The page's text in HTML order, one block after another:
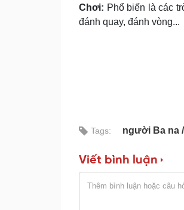
Chơi: Phổ biến là các
đánh quay, đánh vòng...
Tags: người Ba na
Viết bình luận